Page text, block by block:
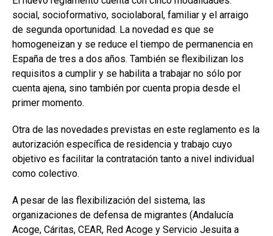
social, socioformativo, sociolaboral, familiar y el arraigo
de segunda oportunidad. La novedad es que se
homogeneizan y se reduce el tiempo de permanencia en
España de tres a dos años. También se flexibilizan los
requisitos a cumplir y se habilita a trabajar no sólo por
cuenta ajena, sino también por cuenta propia desde el
primer momento.
Otra de las novedades previstas en este reglamento es la
autorización específica de residencia y trabajo cuyo
objetivo es facilitar la contratación tanto a nivel individual
como colectivo.
A pesar de las flexibilización del sistema, las
organizaciones de defensa de migrantes (Andalucía
Acoge, Cáritas, CEAR, Red Acoge y Servicio Jesuita a